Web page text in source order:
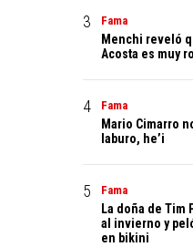
Fama
Menchi reveló
Acosta es muy
Fama
Mario Cimarro
laburo, he’i
Fama
La doña de Tim
al invierno y
en bikini